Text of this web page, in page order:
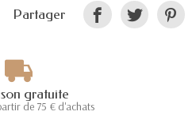
Partager
gratuite
de 75 € d'achats